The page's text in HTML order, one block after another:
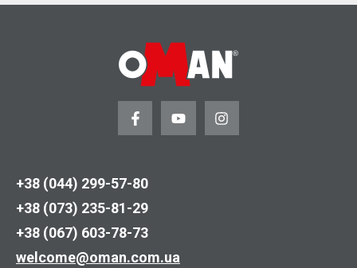
+38 (044) 299-57-80
+38 (073) 235-81-29
+38 (067) 603-78-73
welcome@oman.com.ua